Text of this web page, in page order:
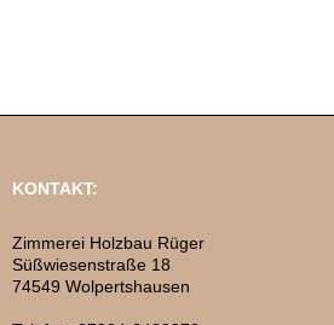
KONTAKT:
Zimmerei Holzbau Rüger
Süßwiesenstraße 18
74549 Wolpertshausen